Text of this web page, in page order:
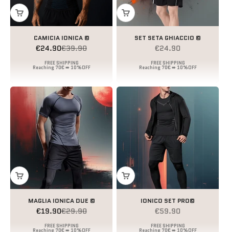
CAMICIA IONICA ©
Prezzo scontato
€24.90Prezzo
€39.90
SET SETA GHIACCIO ©
Prezzo scontato
€24.90
MAGLIA IONICA DUE ©
Prezzo scontato
€19.90Prezzo
€29.90
IONICO SET PRO©
Prezzo scontato
€59.90